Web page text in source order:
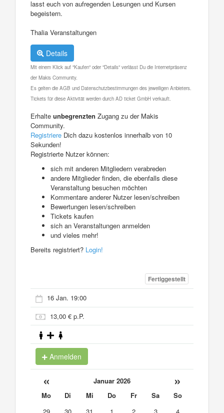
lasst euch von aufregenden Lesungen und Kursen
begeistern.
Thalia Veranstaltungen
Details
Mit einem Klick auf "Kaufen" oder "Details" verlässt Du die Internetpräsenz
der Makis Community.
Es gelten die AGB und Datenschutzbestimmungen des jeweiligen Anbieters.
Tickets für diese Aktivität werden durch AD ticket GmbH verkauft.
Erhalte unbegrenzten Zugang zu der Makis
Community.
Registriere Dich dazu kostenlos innerhalb von 10
Sekunden!
Registrierte Nutzer können:
sich mit anderen Mitgliedern verabreden
andere Mitglieder finden, die ebenfalls diese
Veranstaltung besuchen möchten
Kommentare anderer Nutzer lesen/schreiben
Bewertungen lesen/schreiben
Tickets kaufen
sich an Veranstaltungen anmelden
und vieles mehr!
Bereits registriert? Login!
Fertiggestellt
16 Jan. 19:00
13,00 € p.P.
Anmelden
« Januar 2026 »
Mo Di Mi Do Fr Sa
So